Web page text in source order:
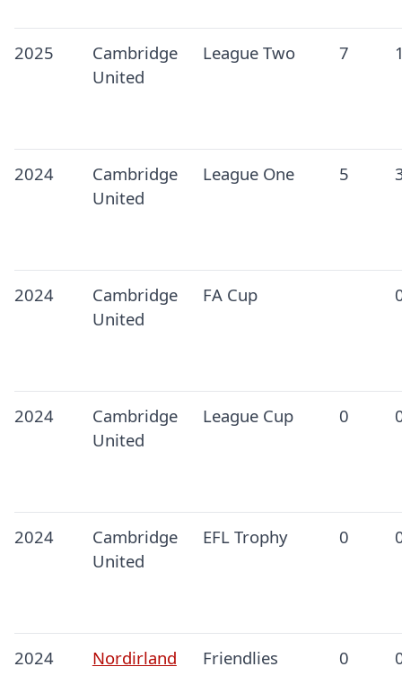
2025
Cambridge
United
League Two 7
2024
Cambridge
United
League One 5
2024
Cambridge
United
FA Cup
2024
Cambridge
United
League Cup 0
2024
Cambridge
United
EFL Trophy 0
2024 Nordirland Friendlies 0